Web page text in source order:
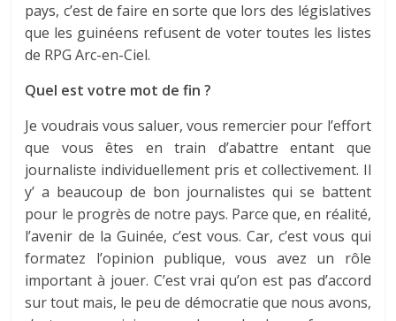
pays, c’est de faire en sorte que lors des législatives
que les guinéens refusent de voter toutes les listes
de RPG Arc-en-Ciel.
Quel est votre mot de fin ?
Je voudrais vous saluer, vous remercier pour l’effort
que vous êtes en train d’abattre entant que
journaliste individuellement pris et collectivement. Il
y’ a beaucoup de bon journalistes qui se battent
pour le progrès de notre pays. Parce que, en réalité,
l’avenir de la Guinée, c’est vous. Car, c’est vous qui
formatez l’opinion publique, vous avez un rôle
important à jouer. C’est vrai qu’on est pas d’accord
sur tout mais, le peu de démocratie que nous avons,